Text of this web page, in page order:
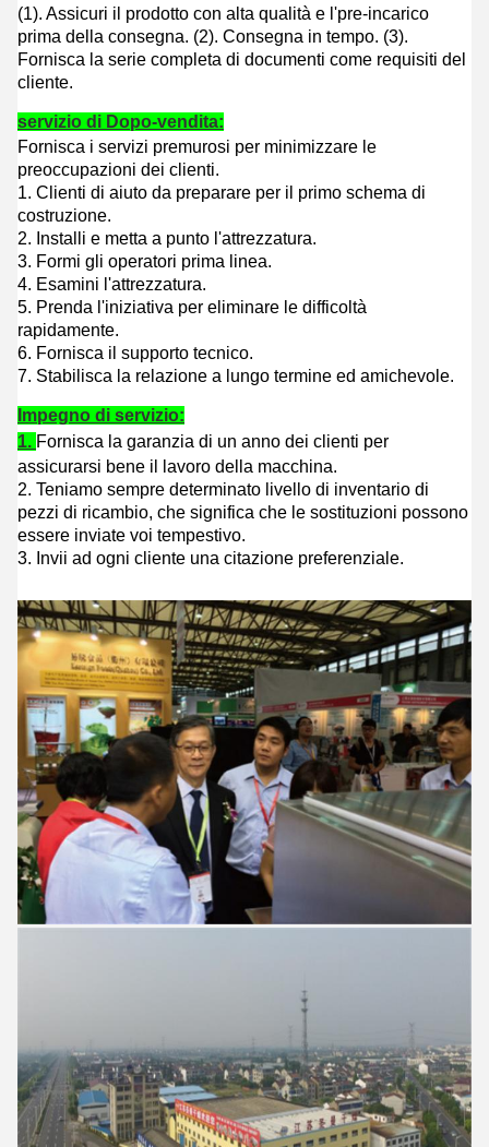
(1). Assicuri il prodotto con alta qualità e l'pre-incarico
prima della consegna. (2). Consegna in tempo. (3).
Fornisca la serie completa di documenti come requisiti del
cliente.
servizio di Dopo-vendita:
Fornisca i servizi premurosi per minimizzare le
preoccupazioni dei clienti.
1. Clienti di aiuto da preparare per il primo schema di
costruzione.
2. Installi e metta a punto l'attrezzatura.
3. Formi gli operatori prima linea.
4. Esamini l'attrezzatura.
5. Prenda l'iniziativa per eliminare le difficoltà
rapidamente.
6. Fornisca il supporto tecnico.
7. Stabilisca la relazione a lungo termine ed amichevole.
Impegno di servizio:
1. Fornisca la garanzia di un anno dei clienti per
assicurarsi bene il lavoro della macchina.
2. Teniamo sempre determinato livello di inventario di
pezzi di ricambio, che significa che le sostituzioni possono
essere inviate voi tempestivo.
3. Invii ad ogni cliente una citazione preferenziale.